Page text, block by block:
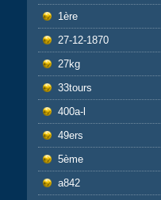
1ère
27-12-1870
27kg
33tours
400a-l
49ers
5ème
a842